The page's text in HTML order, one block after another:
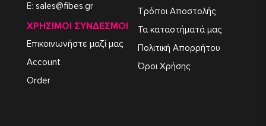
E: sales@fibes.gr
ΧΡΉΣΙΜΟΙ ΣΎΝΔΕΣΜΟΙ
Επικοινωνήστε μαζί μας
Account
Order
Τρόποι Αποστολής
Τα καταστήματά μας
Πολιτική Απορρήτου
Όροι Χρήσης